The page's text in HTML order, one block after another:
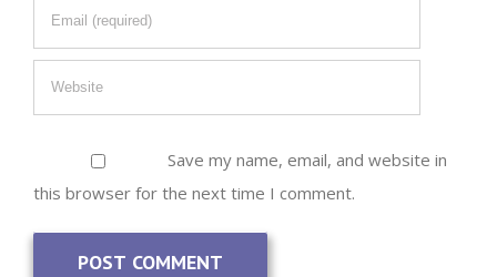
Save my name, email, and website in
this browser for the next time I comment.